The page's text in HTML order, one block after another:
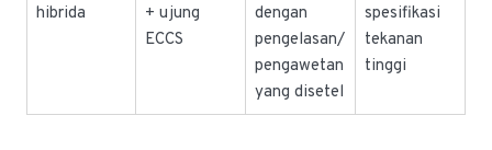
hibrida
+ ujung
ECCS
dengan
pengelasan/
pengawetan
yang disetel
spesifikasi
tekanan
tinggi